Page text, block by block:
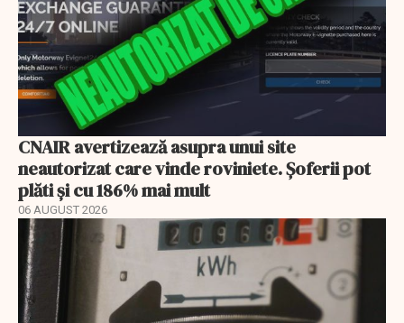
CNAIR avertizează asupra unui site
neautorizat care vinde roviniete. Șoferii pot
plăti și cu 186% mai mult
06 AUGUST 2026